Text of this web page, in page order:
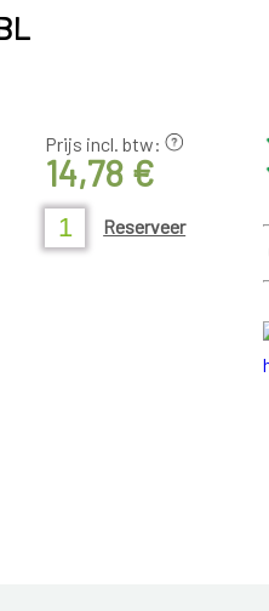
Prijs incl. btw:
14,78 €
Reserveer